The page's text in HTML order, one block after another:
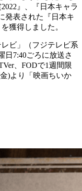
』、『日本キャラ
発表された『日本キ
獲得しました。
ビ」（フジテレビ系
日7:40ごろに放送さ
、FODで1週間限
)より「映画ちいか